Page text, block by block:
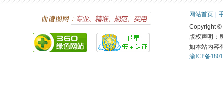
网站首页
Copyright ©
版权声明：
如本站内容
渝ICP备